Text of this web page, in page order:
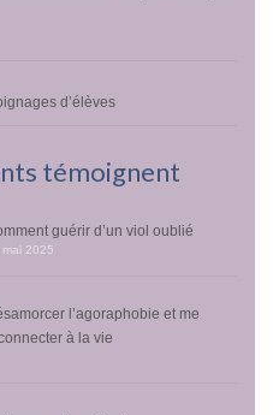
d’élèves
témoignent
guérir d’un viol oublié
mai 2025
l’agoraphobie et me
à la vie